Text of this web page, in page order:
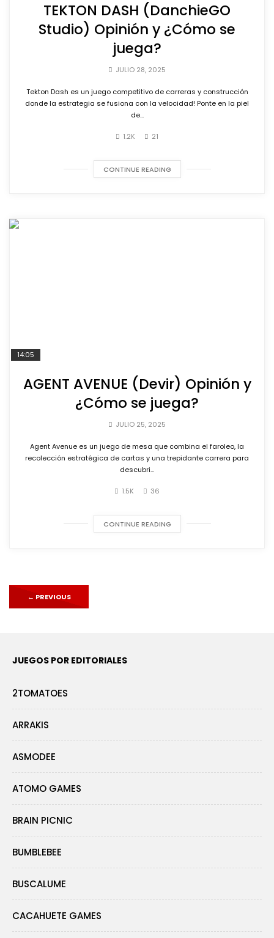
TEKTON DASH (DanchieGO
Studio) Opinión y ¿Cómo se
juega?
JULIO 28, 2025
Tekton Dash es un juego competitivo de carreras y construcción
donde la estrategia se fusiona con la velocidad! Ponte en la piel
de...
1.2K 21
CONTINUE READING
14:05
AGENT AVENUE (Devir) Opinión y
¿Cómo se juega?
JULIO 25, 2025
Agent Avenue es un juego de mesa que combina el faroleo, la
recolección estratégica de cartas y una trepidante carrera para
descubri...
1.5K 36
CONTINUE READING
← PREVIOUS
JUEGOS POR EDITORIALES
2TOMATOES
ARRAKIS
ASMODEE
ATOMO GAMES
BRAIN PICNIC
BUMBLEBEE
BUSCALUME
CACAHUETE GAMES